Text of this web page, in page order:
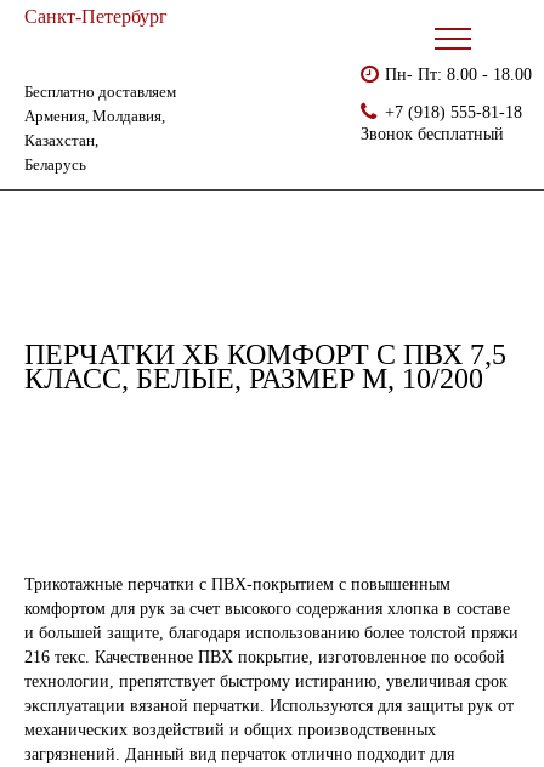
Санкт-Петербург
Бесплатно доставляем
Армения, Молдавия,
Казахстан,
Беларусь
Пн- Пт: 8.00 - 18.00
+7 (918) 555-81-18
Звонок бесплатный
Каталог
Перчатки хб комфорт с ПВХ 7,5 класс, белые, размер М, 10/200
ПЕРЧАТКИ ХБ КОМФОРТ С ПВХ 7,5
КЛАСС, БЕЛЫЕ, РАЗМЕР М, 10/200
Трикотажные перчатки с ПВХ-покрытием с повышенным
комфортом для рук за счет высокого содержания хлопка в составе
и большей защите, благодаря использованию более толстой пряжи
216 текс. Качественное ПВХ покрытие, изготовленное по особой
технологии, препятствует быстрому истиранию, увеличивая срок
эксплуатации вязаной перчатки. Используются для защиты рук от
механических воздействий и общих производственных
загрязнений. Данный вид перчаток отлично подходит для